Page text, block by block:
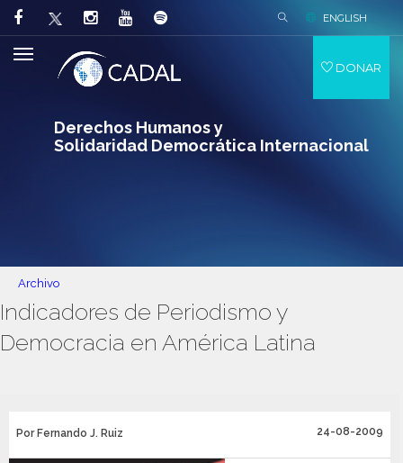
Derechos Humanos y
Solidaridad Democrática Internacional
ENGLISH
DONAR
Archivo
Indicadores de Periodismo y
Democracia en América Latina
Por Fernando J. Ruiz 24-08-2009